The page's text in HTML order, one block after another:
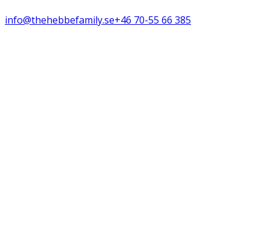
info@thehebbefamily.se+46 70-55 66 385